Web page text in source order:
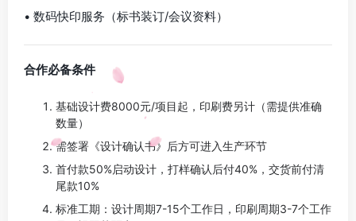
• 数码快印服务（标书装订/会议资料）
合作必备条件
基础设计费8000元/项目起，印刷费另计（需提供准确
数量）
需签署《设计确认书》后方可进入生产环节
首付款50%启动设计，打样确认后付40%，交货前付清
尾款10%
标准工期：设计周期7-15个工作日，印刷周期3-7个工作